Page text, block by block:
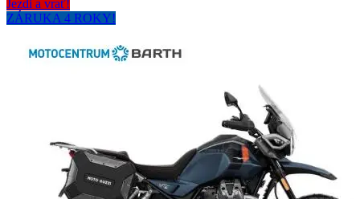
Jezdi a vrať!
ZÁRUKA 4 ROKY!